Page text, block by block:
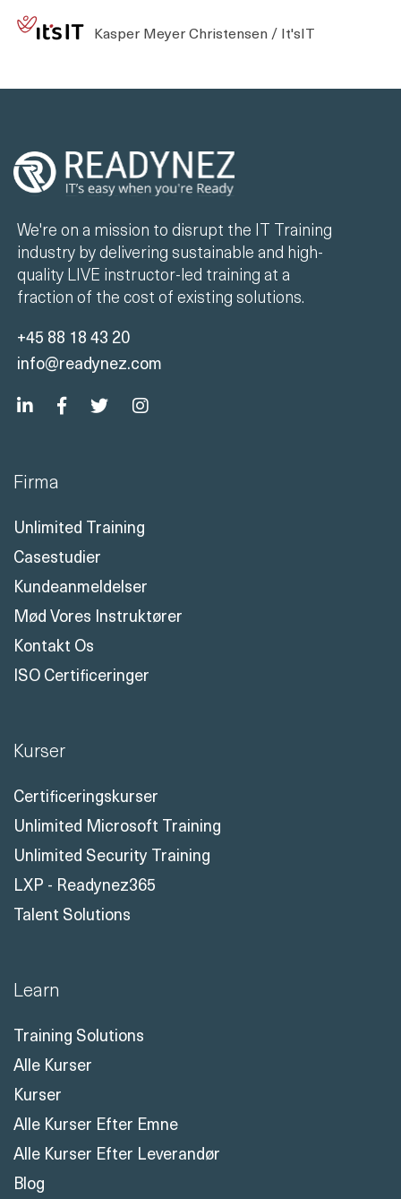
Kasper Meyer Christensen / It'sIT
We're on a mission to disrupt the IT Training
industry by delivering sustainable and high-
quality LIVE instructor-led training at a
fraction of the cost of existing solutions.
+45 88 18 43 20
info@readynez.com
Firma
Unlimited Training
Casestudier
Kundeanmeldelser
Mød Vores Instruktører
Kontakt Os
ISO Certificeringer
Kurser
Certificeringskurser
Unlimited Microsoft Training
Unlimited Security Training
LXP - Readynez365
Talent Solutions
Learn
Training Solutions
Alle Kurser
Kurser
Alle Kurser Efter Emne
Alle Kurser Efter Leverandør
Blog